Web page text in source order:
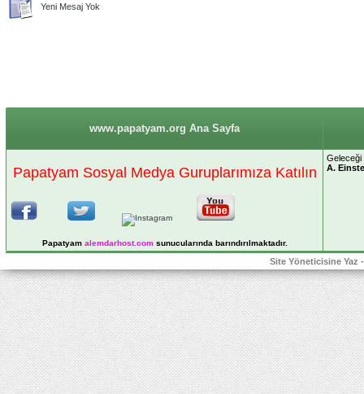
Yeni Mesaj Yok
www.papatyam.org Ana Sayfa
Papatyam Sosyal Medya Guruplarımıza Katılın
Papatyam alemdarhost.comsunucularında barındırılmaktadır.
Geleceği
A.
Site Yöneticisine Yaz